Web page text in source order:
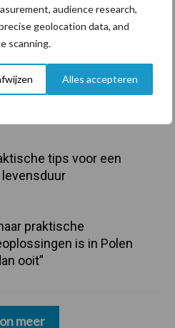
audience research,
geolocation data, and
scanning.
Alles accepteren
een vaak
risicofactor voor
ziet volume en
tips voor een
levensduur
praktische
is in Polen
ooit”
meer